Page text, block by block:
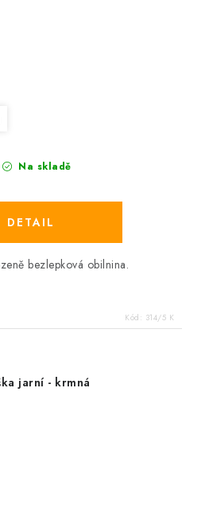
Na skladě
bezlepková obilnina.
Kód: 314/5 K
jarní - krmná